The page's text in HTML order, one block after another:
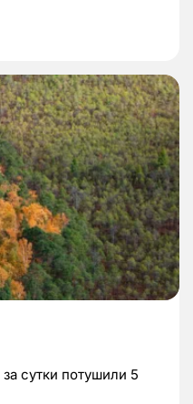
сутки потушили 5